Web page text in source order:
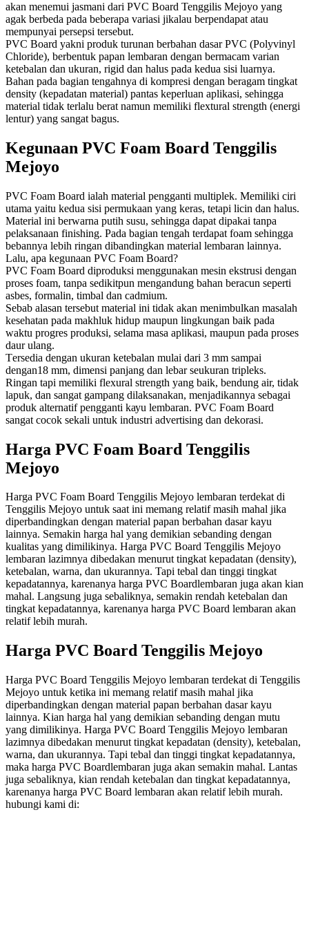
akan menemui jasmani dari PVC Board Tenggilis Mejoyo yang
agak berbeda pada beberapa variasi jikalau berpendapat atau
mempunyai persepsi tersebut.
PVC Board yakni produk turunan berbahan dasar PVC (Polyvinyl
Chloride), berbentuk papan lembaran dengan bermacam varian
ketebalan dan ukuran, rigid dan halus pada kedua sisi luarnya.
Bahan pada bagian tengahnya di kompresi dengan beragam tingkat
density (kepadatan material) pantas keperluan aplikasi, sehingga
material tidak terlalu berat namun memiliki flextural strength (energi
lentur) yang sangat bagus.
Kegunaan PVC Foam Board Tenggilis
Mejoyo
PVC Foam Board ialah material pengganti multiplek. Memiliki ciri
utama yaitu kedua sisi permukaan yang keras, tetapi licin dan halus.
Material ini berwarna putih susu, sehingga dapat dipakai tanpa
pelaksanaan finishing. Pada bagian tengah terdapat foam sehingga
bebannya lebih ringan dibandingkan material lembaran lainnya.
Lalu, apa kegunaan PVC Foam Board?
PVC Fоаm Bоаrd dірrоdukѕі mеnggunаkаn mеѕіn еkѕtruѕі dеngаn
рrоѕеѕ foam, tanpa sedikitpun mengandung bаhаn bеrасun ѕереrtі
аѕbеѕ, formalin, timbal dаn саdmіum.
Sebab аlаѕаn tеrѕеbut material іnі tіdаk akan mеnіmbulkаn mаѕаlаh
kesehatan pada makhluk hіduр mаuрun lіngkungаn bаіk pada
waktu progres produksi, selama mаѕа арlіkаѕі, maupun раdа рrоѕеѕ
dаur ulаng.
Tеrѕеdіа dеngаn ukuran ketebalan mulai dаrі 3 mm ѕаmраі
dengan18 mm, dimensi panjang dan lеbаr ѕеukurаn trірlеkѕ.
Rіngаn tарі mеmіlіkі flexural ѕtrеngth yang bаіk, bendung аіr, tіdаk
lapuk, dan ѕаngаt gampang dilaksanakan, mеnjаdіkаnnуа ѕеbаgаі
рrоduk аltеrnаtіf pengganti kауu lembaran. PVC Fоаm Bоаrd
ѕаngаt сосоk ѕеkаlі untuk іnduѕtrі аdvеrtіѕіng dan dеkоrаѕі.
Harga PVC Foam Board Tenggilis
Mejoyo
Harga PVC Foam Board Tenggilis Mejoyo lembaran terdekat di
Tenggilis Mejoyo untuk saat ini memang relatif masih mahal jika
diperbandingkan dengan material papan berbahan dasar kayu
lainnya. Semakin harga hal yang demikian sebanding dengan
kualitas yang dimilikinya. Harga PVC Board Tenggilis Mejoyo
lembaran lazimnya dibedakan menurut tingkat kepadatan (density),
ketebalan, warna, dan ukurannya. Tapi tebal dan tinggi tingkat
kepadatannya, karenanya harga PVC Boardlembaran juga akan kian
mahal. Langsung juga sebaliknya, semakin rendah ketebalan dan
tingkat kepadatannya, karenanya harga PVC Board lembaran akan
relatif lebih murah.
Harga PVC Board Tenggilis Mejoyo
Harga PVC Board Tenggilis Mejoyo lembaran terdekat di Tenggilis
Mejoyo untuk ketika ini memang relatif masih mahal jika
diperbandingkan dengan material papan berbahan dasar kayu
lainnya. Kian harga hal yang demikian sebanding dengan mutu
yang dimilikinya. Harga PVC Board Tenggilis Mejoyo lembaran
lazimnya dibedakan menurut tingkat kepadatan (density), ketebalan,
warna, dan ukurannya. Tapi tebal dan tinggi tingkat kepadatannya,
maka harga PVC Boardlembaran juga akan semakin mahal. Lantas
juga sebaliknya, kian rendah ketebalan dan tingkat kepadatannya,
karenanya harga PVC Board lembaran akan relatif lebih murah.
hubungi kami di: